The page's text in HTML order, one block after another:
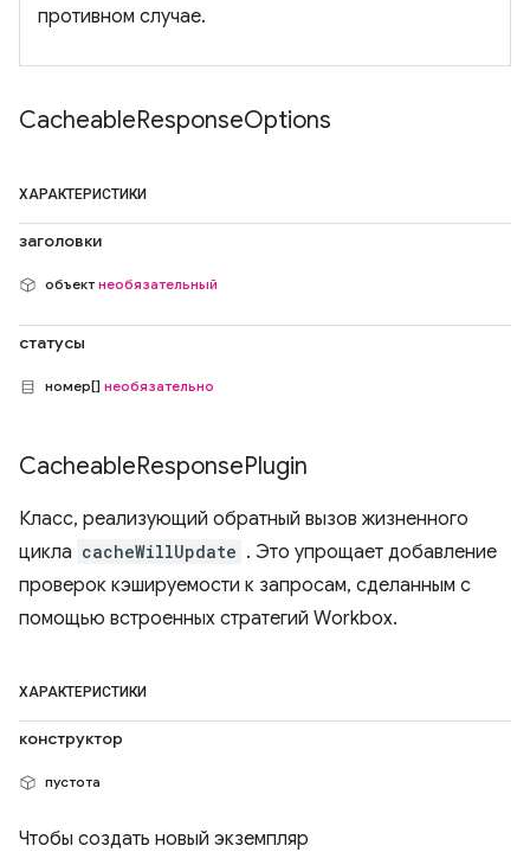
противном случае.
CacheableResponseOptions
ХАРАКТЕРИСТИКИ
заголовки
объект необязательный
статусы
номер[] необязательно
CacheableResponsePlugin
Класс, реализующий обратный вызов жизненного
цикла cacheWillUpdate . Это упрощает добавление
проверок кэшируемости к запросам, сделанным с
помощью встроенных стратегий Workbox.
ХАРАКТЕРИСТИКИ
конструктор
пустота
Чтобы создать новый экземпляр